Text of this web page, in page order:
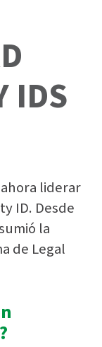
IDS
liderar
ID. Desde
la
de Legal